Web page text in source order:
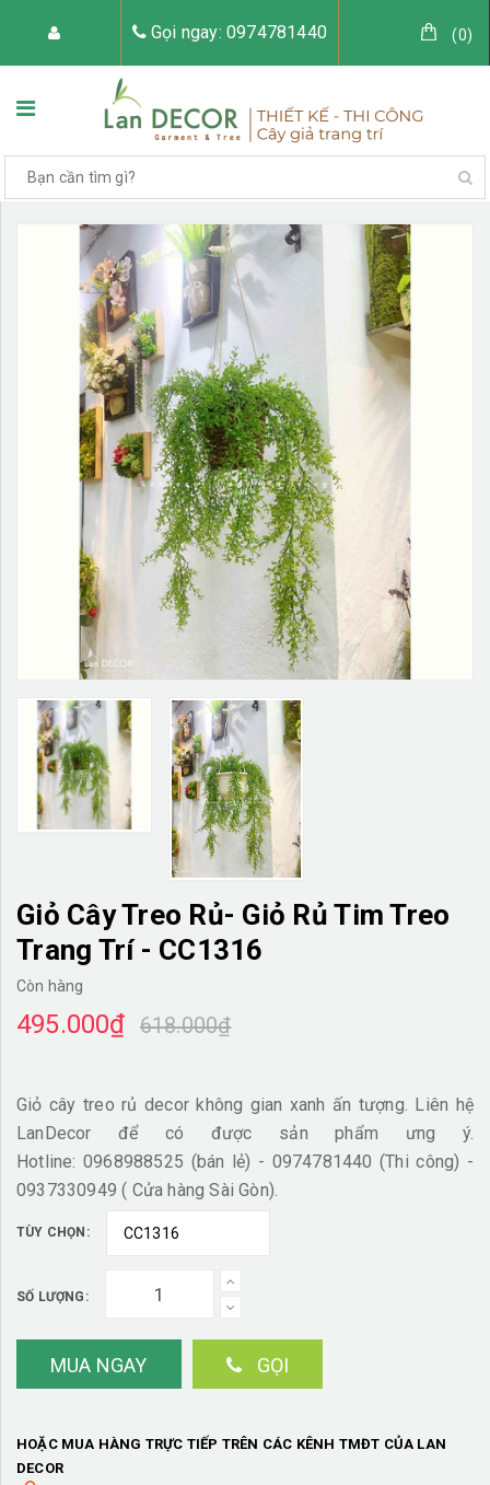
Gọi ngay: 0974781440 (0)
TRANG CHỦ VỀ LAN DECOR
CÂY GIẢ TRANG TRÍ TIỂU CẢNH CÂY GIẢ
TƯỜNG CÂY GIẢ KHĂN TRẢI BÀN
TƯ VẤN LIÊN HỆ
Giỏ Cây Treo Rủ- Giỏ Rủ Tim Treo
Trang Trí - CC1316
Còn hàng
495.000₫ 618.000₫
Giỏ cây treo rủ decor không gian xanh ấn tượng. Liên hệ
LanDecor để có được sản phẩm ưng ý.
Hotline: 0968988525 (bán lẻ) - 0974781440 (Thi công) -
0937330949 ( Cửa hàng Sài Gòn).
TÙY CHỌN:
SỐ LƯỢNG:
MUA NGAY GỌI
HOẶC MUA HÀNG TRỰC TIẾP TRÊN CÁC KÊNH TMĐT CỦA LAN
DECOR